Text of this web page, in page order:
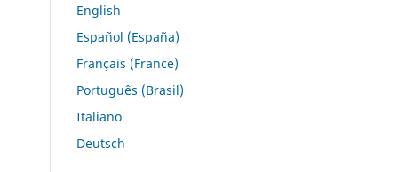
English
Español (España)
Français (France)
Português (Brasil)
Italiano
Deutsch